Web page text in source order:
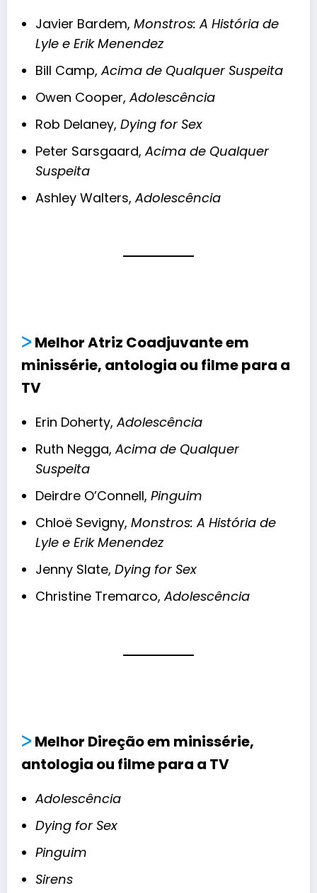
Javier Bardem,Monstros: A História de
Lyle e Erik Menendez
Bill Camp,Acima de Qualquer Suspeita
Owen Cooper,Adolescência
Rob Delaney,Dying for Sex
Peter Sarsgaard,Acima de Qualquer
Suspeita
Ashley Walters,Adolescência
ᐳMelhor Atriz Coadjuvante em
minissérie, antologia ou filme para a
TV
Erin Doherty,Adolescência
Ruth Negga,Acima de Qualquer
Suspeita
Deirdre O’Connell,Pinguim
Chloë Sevigny,Monstros: A História de
Lyle e Erik Menendez
Jenny Slate,Dying for Sex
Christine Tremarco,Adolescência
ᐳMelhor Direção em minissérie,
antologia ou filme para a TV
Adolescência
Dying for Sex
Pinguim
Sirens